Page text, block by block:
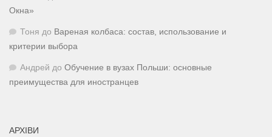
Окна»
Тоня до Вареная колбаса: состав, использование и
критерии выбора
Андрей до Обучение в вузах Польши: основные
преимущества для иностранцев
АРХІВИ